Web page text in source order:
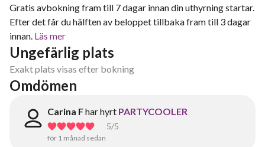
Gratis avbokning fram till 7 dagar innan din uthyrning startar.
Efter det får du hälften av beloppet tillbaka fram till 3 dagar
innan. Läs mer
Ungefärlig plats
Exakt plats visas efter bokning
Omdömen
Carina Fhar hyrt PARTYCOOLER
5/5
för 1 månad sedan